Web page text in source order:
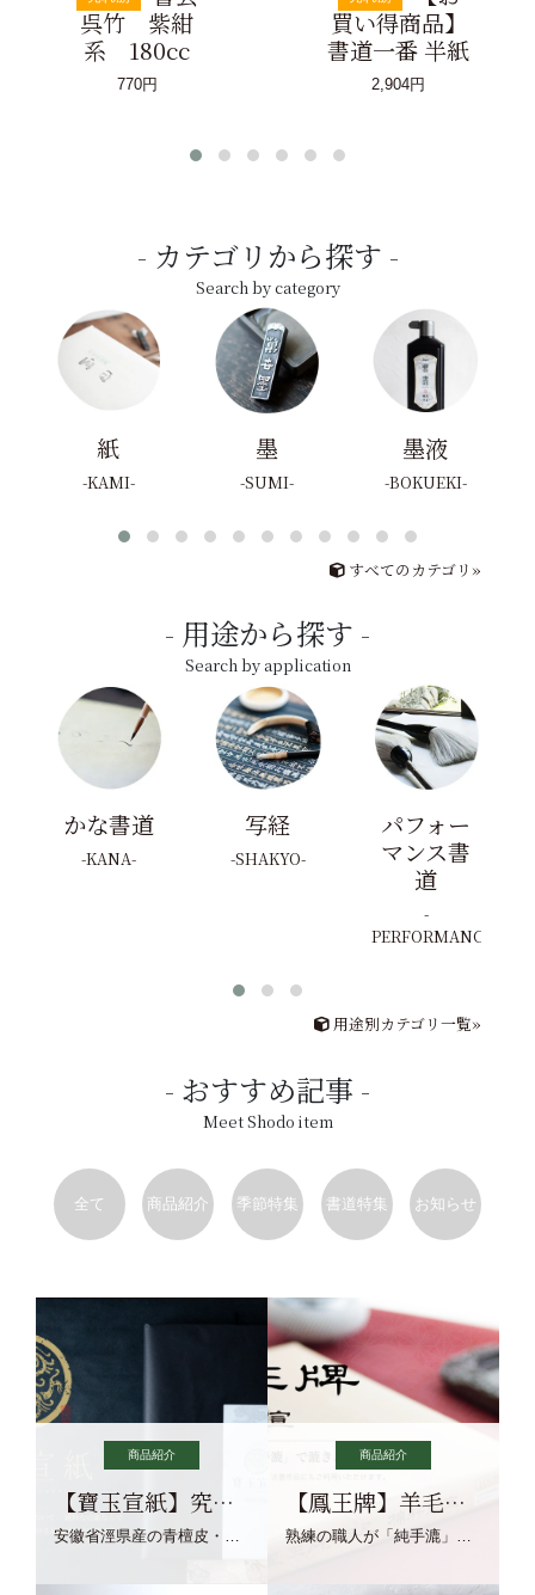
呉竹 紫紺
系 180cc
770円
買い得商品】
書道一番 半紙
2,904円
カテゴリから探す
Search by category
紙
KAMI
墨
SUMI
墨液
BOKUEKI
すべてのカテゴリ»
用途から探す
Search by application
かな書道
KANA
写経
SHAKYO
パフォー
マンス書
道
PERFORMANCE
用途別カテゴリ一覧»
おすすめ記事
Meet Shodo item
全て 商品紹介 季節特集 書道特集 お知らせ
商品紹介
【寶玉宣紙】究極の純粋な宣紙を目指す寶玉宣紙
安徽省涇県産の青檀皮・砂田稲藁・清らかな渓流水、熟練手漉き職人の卓越した手漉技術による最高級の純宣紙です。
商品紹介
【鳳王牌】羊毛筆×濃墨での揮毫に最適な宣紙系画仙紙
熟練の職人が「純手漉」で漉きあげる書画紙。宣紙を好まれるお客様向けの棉料単宣に漉きあげました。